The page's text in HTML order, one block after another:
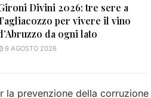
Divini 2026: tre sere a
per vivere il vino
da ogni lato
9 AGOSTO 2026
la prevenzione della corruzione